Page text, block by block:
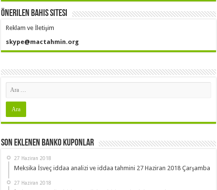
Önerilen Bahis Sitesi
Reklam ve İletişim
skype@mactahmin.org
Son Eklenen Banko Kuponlar
27 Haziran 2018
Meksika İsveç iddaa analizi ve iddaa tahmini 27 Haziran 2018 Çarşamba
27 Haziran 2018